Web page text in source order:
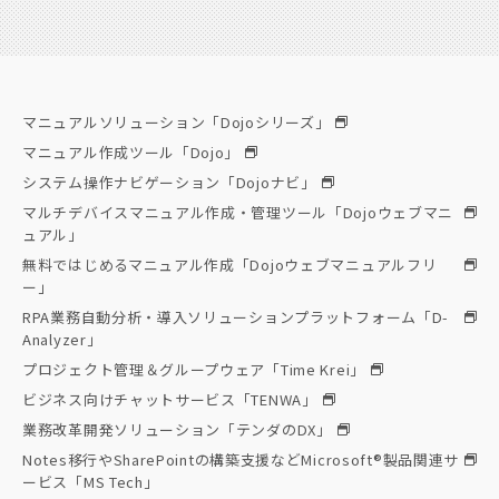
委託元が所有するサイトの運用・保守
お預かりした個人情報は、業務上必要な諸手続きに使用し、
共同利用や他の第三者への提供及び販売は致しません。ただ
し、以下の場合には利用や提供及び販売する場合がありま
す。
a）法令の規定による場合
b）貴殿及び/又は公衆の生命、健康、財産などの重大な利益
を保護するために必要な場合で、貴殿の同意を得ることが困
難であるとき
c）公衆衛生の向上又は児童の健全な育成のために特に必要
がある場合で、貴殿の同意を得ることが困難であるとき
マニュアルソリューション「Dojoシリーズ」
マニュアル作成ツール「Dojo」
システム操作ナビゲーション「Dojoナビ」
マルチデバイスマニュアル作成・管理ツール「Dojoウェブマニ
ュアル」
無料ではじめるマニュアル作成「Dojoウェブマニュアルフリ
ー」
RPA業務自動分析・導入ソリューションプラットフォーム「D-
Analyzer」
プロジェクト管理＆グループウェア「Time Krei」
ビジネス向けチャットサービス「TENWA」
業務改革開発ソリューション「テンダのDX」
Notes移行やSharePointの構築支援などMicrosoft®製品関連サ
ービス「MS Tech」